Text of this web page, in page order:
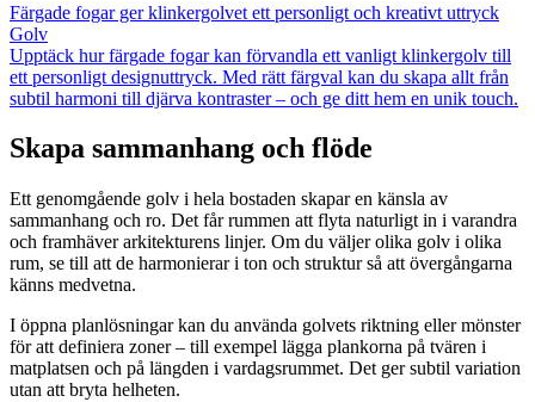
Färgade fogar ger klinkergolvet ett personligt och kreativt uttryck
Golv
Upptäck hur färgade fogar kan förvandla ett vanligt klinkergolv till
ett personligt designuttryck. Med rätt färgval kan du skapa allt från
subtil harmoni till djärva kontraster – och ge ditt hem en unik touch.
Skapa sammanhang och flöde
Ett genomgående golv i hela bostaden skapar en känsla av
sammanhang och ro. Det får rummen att flyta naturligt in i varandra
och framhäver arkitekturens linjer. Om du väljer olika golv i olika
rum, se till att de harmonierar i ton och struktur så att övergångarna
känns medvetna.
I öppna planlösningar kan du använda golvets riktning eller mönster
för att definiera zoner – till exempel lägga plankorna på tvären i
matplatsen och på längden i vardagsrummet. Det ger subtil variation
utan att bryta helheten.